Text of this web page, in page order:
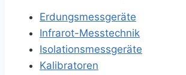
Erdungsmessgeräte
Infrarot-Messtechnik
Isolationsmessgeräte
Kalibratoren